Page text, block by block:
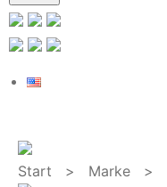
Start > Marke >